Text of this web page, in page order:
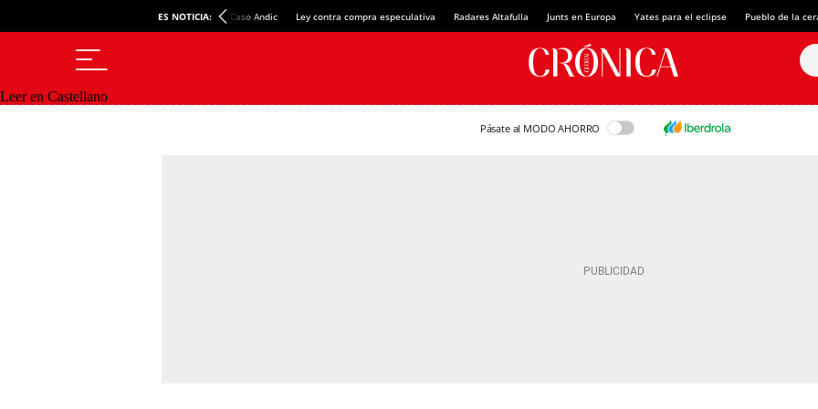
ES NOTICIA: Caso Andic Ley contra compra especulativa Radares Altafulla Junts en Europa Yates para el eclipse Pueblo de la
Leer en Castellano
Pásate al MODO AHORRO